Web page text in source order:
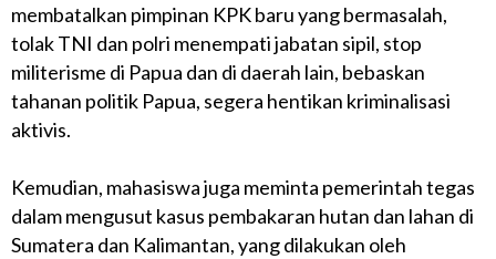
membatalkan pimpinan KPK baru yang bermasalah,
tolak TNI dan polri menempati jabatan sipil, stop
militerisme di Papua dan di daerah lain, bebaskan
tahanan politik Papua, segera hentikan kriminalisasi
aktivis.
Kemudian, mahasiswa juga meminta pemerintah tegas
dalam mengusut kasus pembakaran hutan dan lahan di
Sumatera dan Kalimantan, yang dilakukan oleh